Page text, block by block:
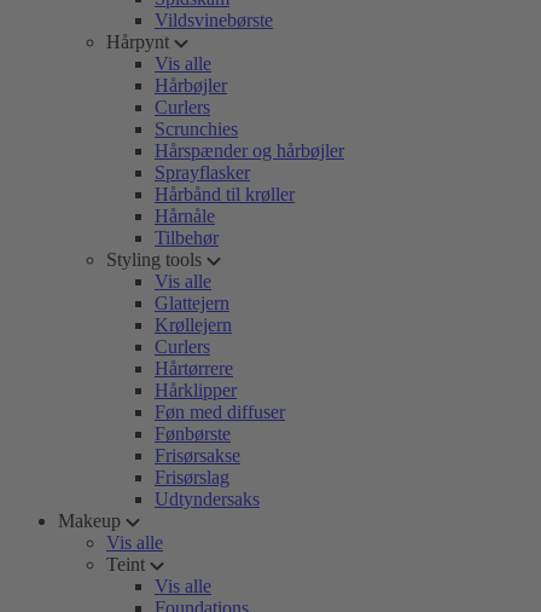
Vildsvinebørste
Hårpynt
Vis alle
Hårbøjler
Curlers
Scrunchies
Hårspænder og hårbøjler
Sprayflasker
Hårbånd til krøller
Hårnåle
Tilbehør
Styling tools
Vis alle
Glattejern
Krøllejern
Curlers
Hårtørrere
Hårklipper
Føn med diffuser
Fønbørste
Frisørsakse
Frisørslag
Udtyndersaks
Makeup
Vis alle
Teint
Vis alle
Foundations